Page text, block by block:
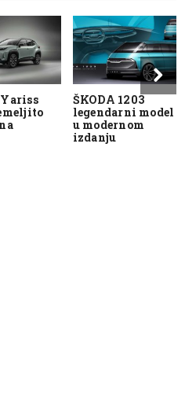
ŠKODA 1203
legendarni model
u modernom
izdanju